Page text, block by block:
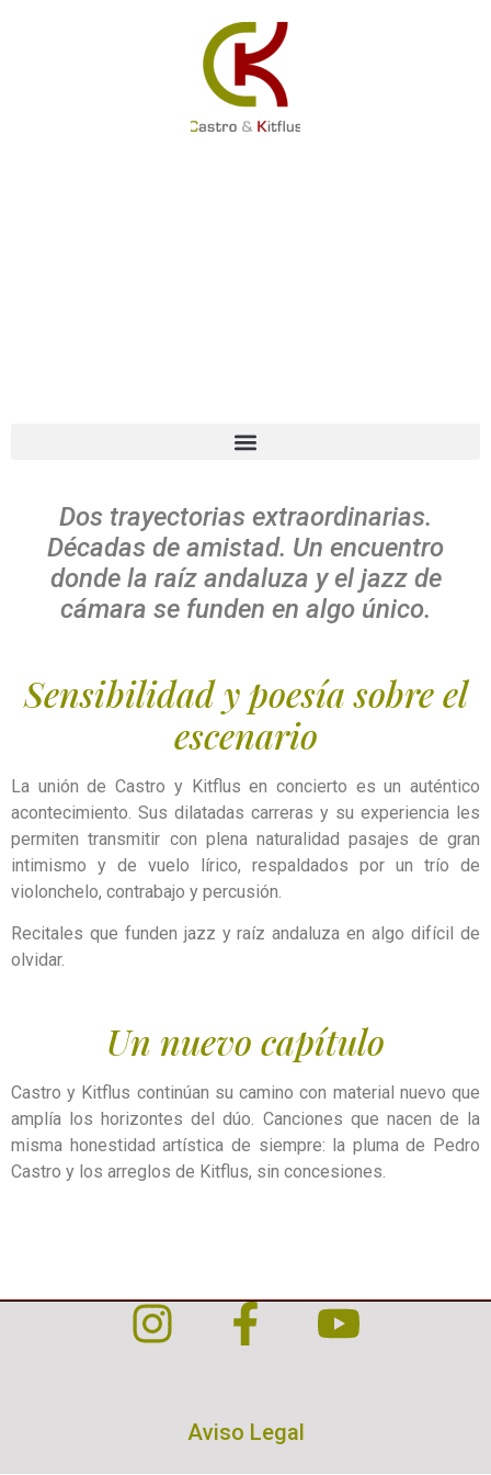
Dos trayectorias extraordinarias.
Décadas de amistad. Un encuentro
donde la raíz andaluza y el jazz de
cámara se funden en algo único.
Sensibilidad y poesía sobre el
escenario
La unión de Castro y Kitflus en concierto es un auténtico
acontecimiento. Sus dilatadas carreras y su experiencia les
permiten transmitir con plena naturalidad pasajes de gran
intimismo y de vuelo lírico, respaldados por un trío de
violonchelo, contrabajo y percusión.
Recitales que funden jazz y raíz andaluza en algo difícil de
olvidar.
Un nuevo capítulo
Castro y Kitflus continúan su camino con material nuevo que
amplía los horizontes del dúo. Canciones que nacen de la
misma honestidad artística de siempre: la pluma de Pedro
Castro y los arreglos de Kitflus, sin concesiones.
Aviso Legal